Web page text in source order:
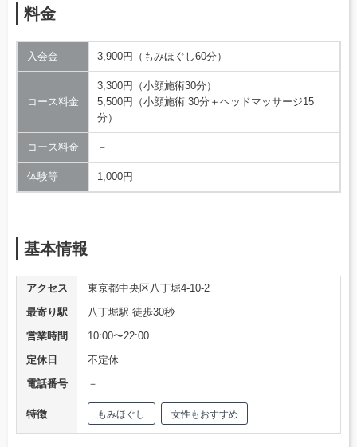
料金
入会金 3,900円（もみほぐし60分）
コース料金
3,300円（小顔施術30分）
5,500円（小顔施術 30分＋ヘッドマッサージ15
分）
コース料金 －
体験等 1,000円
基本情報
アクセス
東京都中央区八丁堀4-10-2
最寄り駅
八丁堀駅 徒歩30秒
営業時間
10:00〜22:00
定休日
不定休
電話番号
－
特徴 もみほぐし 女性もおすすめ